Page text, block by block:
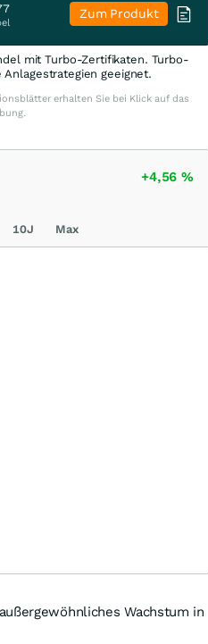
Zum Produkt
mit Turbo-Zertifikaten. Turbo-
geeignet.
erhalten Sie bei Klick auf das
+4,56 %
10J Max
Wachstum in